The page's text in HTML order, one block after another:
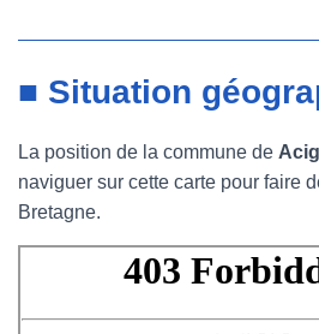
■ Situation
La position de la commune de
naviguer sur cette carte pour faire
Bretagne.